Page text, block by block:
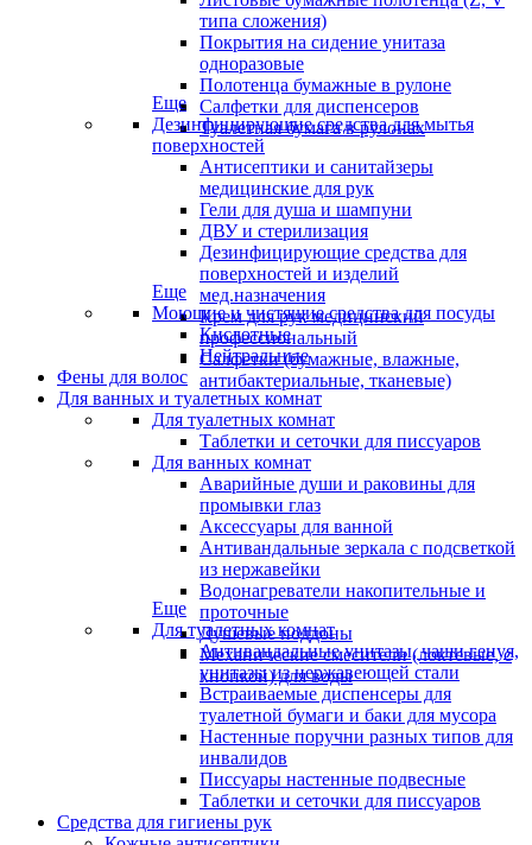
типа сложения)
Покрытия на сидение унитаза
одноразовые
Полотенца бумажные в рулоне
Салфетки для диспенсеров
Туалетная бумага в рулонах
Еще
Дезинфицирующие средства для мытья
поверхностей
Антисептики и санитайзеры
медицинские для рук
Гели для душа и шампуни
ДВУ и стерилизация
Дезинфицирующие средства для
поверхностей и изделий
мед.назначения
Крем для рук медицинский
профессиональный
Салфетки (бумажные, влажные,
антибактериальные, тканевые)
Еще
Моющие и чистящие средства для посуды
Кислотные
Нейтральные
Фены для волос
Для ванных и туалетных комнат
Для туалетных комнат
Таблетки и сеточки для писсуаров
Для ванных комнат
Аварийные души и раковины для
промывки глаз
Аксессуары для ванной
Антивандальные зеркала с подсветкой
из нержавейки
Водонагреватели накопительные и
проточные
Душевые поддоны
Механические смесители (локтевые, с
кнопкой) для воды
Еще
Для туалетных комнат
Антивандальные унитазы, чаши генуя,
унитазы из нержавеющей стали
Встраиваемые диспенсеры для
туалетной бумаги и баки для мусора
Настенные поручни разных типов для
инвалидов
Писсуары настенные подвесные
Таблетки и сеточки для писсуаров
Средства для гигиены рук